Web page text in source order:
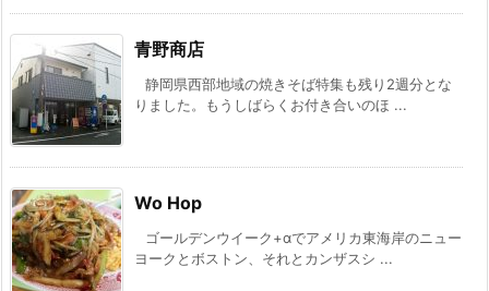
青野商店
静岡県西部地域の焼きそば特集も残り2週分とな
りました。もうしばらくお付き合いのほ ...
Wo Hop
ゴールデンウイーク+αでアメリカ東海岸のニュー
ヨークとボストン、それとカンザスシ ...